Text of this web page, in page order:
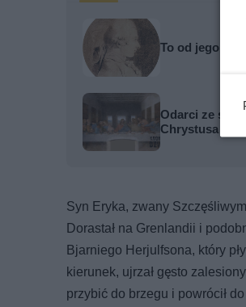
To od jego
Odarci ze
Chrystusa
Syn Eryka, zwany
Dorastał na Grenlandii i
Bjarniego Herjulfsona, który
kierunek, ujrzał gęsto
przybić do brzegu i powrócił